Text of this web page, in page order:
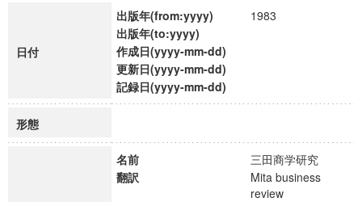
日付
出版年(from:yyyy)
1983
出版年(to:yyyy)
作成日(yyyy-mm-dd)
更新日(yyyy-mm-dd)
記録日(yyyy-mm-dd)
形態
名前
三田商学研究
翻訳
Mita business
review